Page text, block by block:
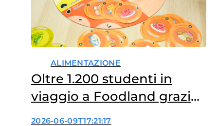
ALIMENTAZIONE
Oltre 1.200 studenti in
viaggio a Foodland grazie
al sostegno di ALDI
2026-06-09T17:21:17